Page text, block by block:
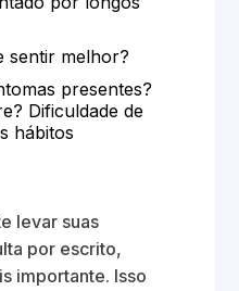
sentir melhor?
presentes?
Dificuldade de
hábitos
levar suas
por escrito,
importante. Isso